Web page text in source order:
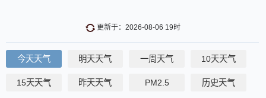
更新于：2026-08-06 19时
今天天气 明天天气 一周天气 10天天气
15天天气 昨天天气 PM2.5 历史天气